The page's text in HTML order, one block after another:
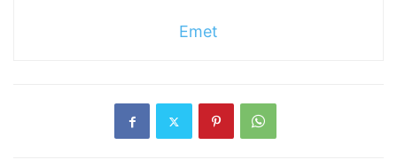
Emet